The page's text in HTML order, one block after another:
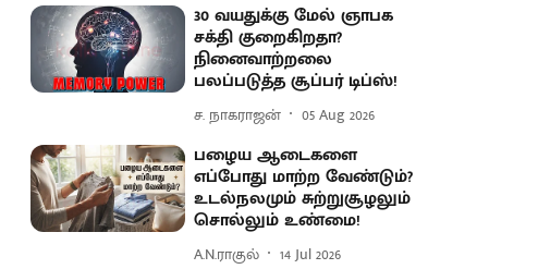
30 வயதுக்கு மேல் ஞாபக
சக்தி குறைகிறதா?
நினைவாற்றலை
பலப்படுத்த சூப்பர் டிப்ஸ்!
ச. நாகராஜன் 05 Aug 2026
பழைய ஆடைகளை
எப்போது மாற்ற வேண்டும்?
உடல்நலமும் சுற்றுசூழலும்
சொல்லும் உண்மை!
A.N.ராகுல் 14 Jul 2026